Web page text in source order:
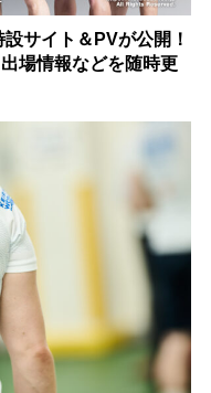
サイト＆PVが公開！
場情報などを随時更